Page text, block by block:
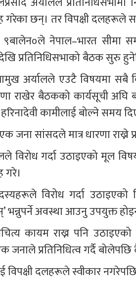
गरेका छन्। तर विपक्षी दलहरूले
९बालेन०ले नेपाल–भारत सीमा
प्रतिनिधिसभाको बैठक सुरु
अर्यालले एउटै विषयमा सबै
राखेर बैठकको कार्यसूची अघि
कामीलाई बोल्ने समय
जना सांसदले मात्र धारणा राख्ने
विरोध गर्दा उठाइएको मूल
गरे।
विरोध गर्दा उठाइएको
भन्नुपर्ने अवस्था आउनु उपयुक्त
कायम राख्न पनि उठाइएको
जनाले प्रतिनिधित्व गर्दै
दलहरूले स्वीकार